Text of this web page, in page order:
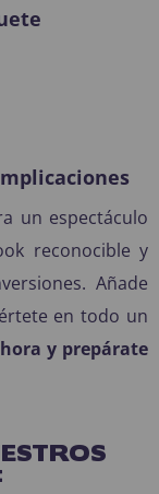
un espectáculo
reconocible y
Añade
en todo un
y prepárate